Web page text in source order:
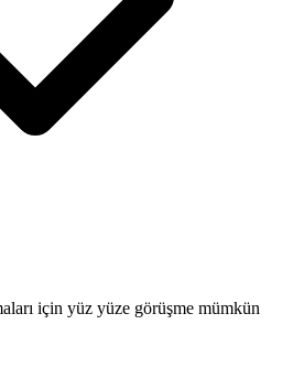
için yüz yüze görüşme mümkün